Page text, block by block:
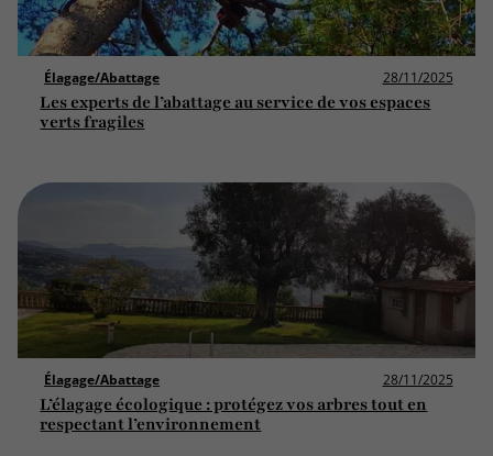
Élagage/Abattage 28/11/2025
Les experts de l’abattage au service de vos espaces
verts fragiles
Élagage/Abattage 28/11/2025
L’élagage écologique : protégez vos arbres tout en
respectant l’environnement